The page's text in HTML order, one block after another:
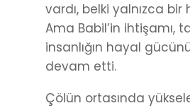
vardı, belki yalnızca bir
Ama Babil’in ihtişamı,
insanlığın hayal
devam etti.
Çölün ortasında